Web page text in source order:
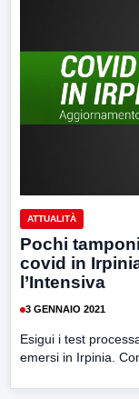
ATTUALITÀ
Pochi
covid in
l’Intensiva
3 GENNAIO 2021
Esigui i test
emersi in Irpinia.